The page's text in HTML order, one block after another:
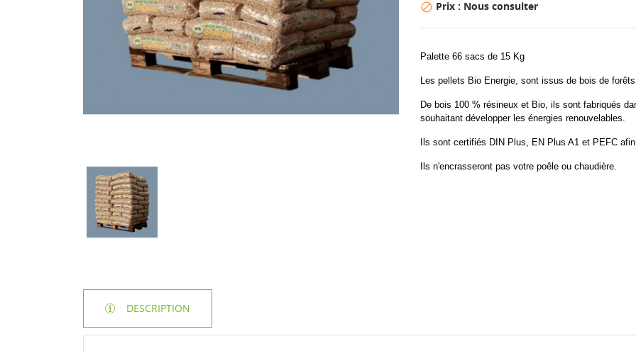
 Prix : Nous consulter
Palette 66 sacs de 15 Kg
Les pellets Bio Energie, sont issus de bois de
De bois 100 % résineux et Bio, ils sont fabriqués
souhaitant développer les énergies renouvelables.
Ils sont certifiés DIN Plus, EN Plus A1 et PEFC
Ils n'encrasseront pas votre poêle ou chaudière.
DESCRIPTION